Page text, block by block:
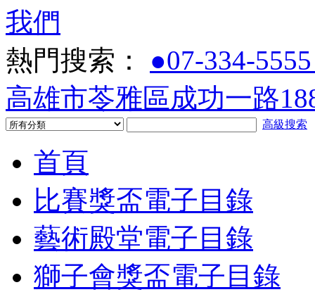
我們
熱門搜索： ●07-334-
高雄市苓雅區成功一路
高級搜索
首頁
比賽獎盃電子目錄
藝術殿堂電子目錄
獅子會獎盃電子目錄